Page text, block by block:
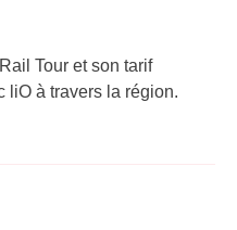
Tour et son tarif
liO à travers la région.